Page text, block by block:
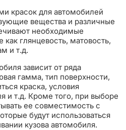
красок для автомобилей
вещества и различные
необходимые
как глянцевость, матовость,
и т.д.
зависит от ряда
гамма, тип поверхности,
краска, условия
и т.д. Кроме того, при выборе
ее совместимость с
будут использоваться
кузова автомобиля.